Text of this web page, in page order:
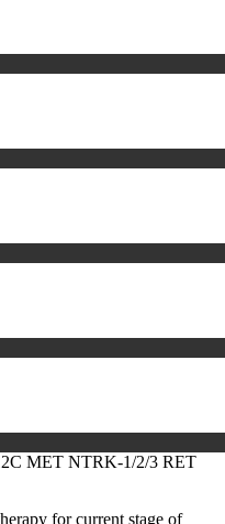
MET NTRK-1/2/3 RET
for current stage of